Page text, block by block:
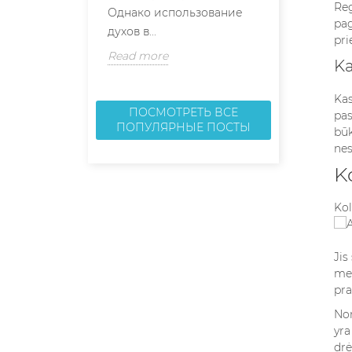
Однако использование
духов в...
Read more
Read more
ПОСМОТРЕТЬ ВСЕ
ПОПУЛЯРНЫЕ ПОСТЫ
Jis